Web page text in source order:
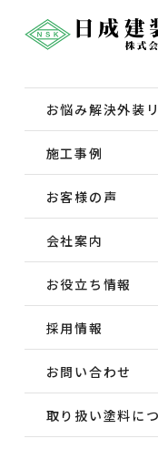
お悩み解決外装
施工事例
お客様の声
会社案内
お役立ち情報
採用情報
お問い合わせ
取り扱い塗料に